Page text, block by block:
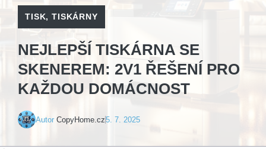
TISK,TISKÁRNY
NEJLEPŠÍ TISKÁRNA SE
SKENEREM: 2V1 ŘEŠENÍ PRO
KAŽDOU DOMÁCNOST
Autor CopyHome.cz5. 7. 2025